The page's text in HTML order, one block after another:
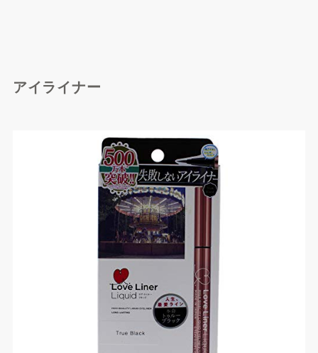
Yahoo!ショッピングで探
す
アイライナー